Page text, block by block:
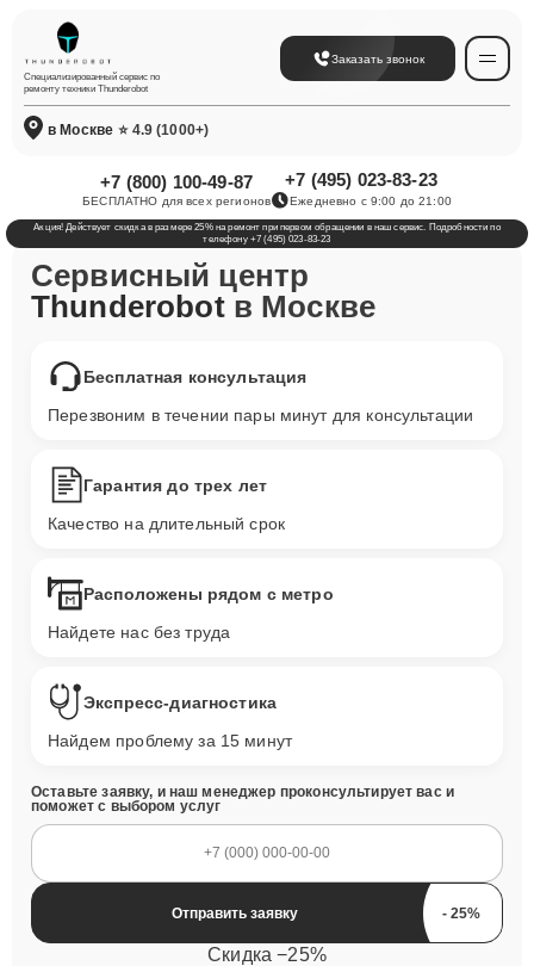
Специализированный сервис по
ремонту техники Thunderobot
Заказать звонок
в Москве ⭐ 4.9 (1000+)
+7 (800) 100-49-87
БЕСПЛАТНО для всех регионов
+7 (495) 023-83-23
Ежедневно с 9:00 до 21:00
Акция! Действует скидка в размере 25% на ремонт при первом обращении в наш сервис. Подробности по
телефону +7 (495) 023-83-23
Сервисный центр
Thunderobotв Москве
Бесплатная консультация
Перезвоним в течении пары минут для консультации
Гарантия до трех лет
Качество на длительный срок
Расположены рядом с метро
Найдете нас без труда
Экспресс-диагностика
Найдем проблему за 15 минут
Оставьте заявку, и наш менеджер проконсультирует вас и
поможет с выбором услуг
Отправить заявку
Скидка −25%